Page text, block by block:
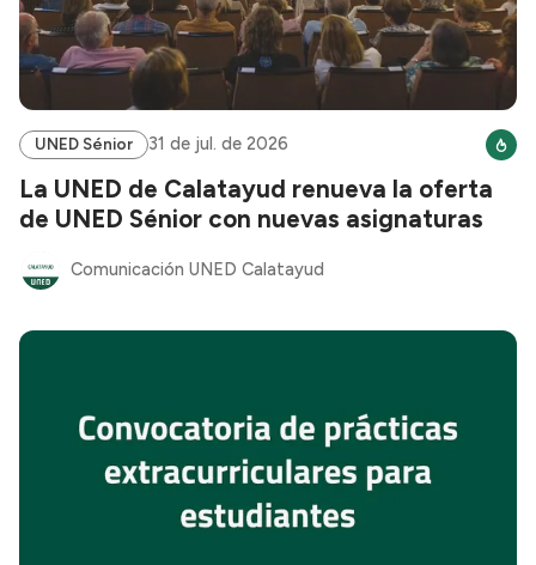
UNED Sénior 31 de jul. de 2026
La UNED de Calatayud renueva la oferta
de UNED Sénior con nuevas asignaturas
Comunicación UNED Calatayud